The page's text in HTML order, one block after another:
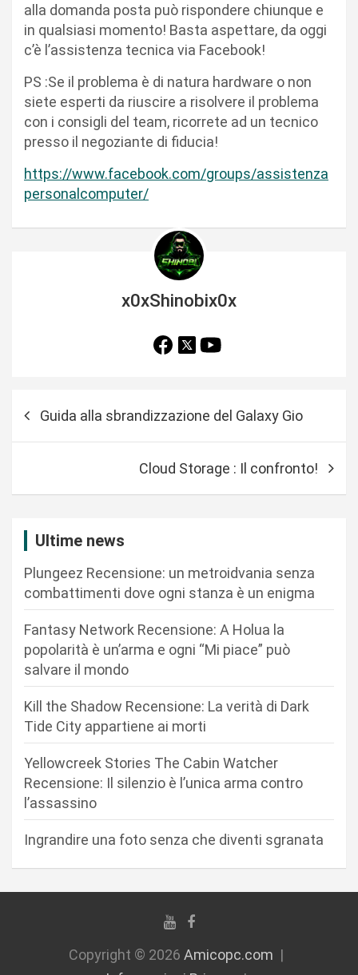
alla domanda posta può rispondere chiunque e
in qualsiasi momento! Basta aspettare, da oggi
c’è l’assistenza tecnica via Facebook!
PS :Se il problema è di natura hardware o non
siete esperti da riuscire a risolvere il problema
con i consigli del team, ricorrete ad un tecnico
presso il negoziante di fiducia!
https://www.facebook.com/groups/assistenza
personalcomputer/
x0xShinobix0x
i
Guida alla sbrandizzazione del Galaxy Gio
Cloud Storage : Il confronto!
Ultime news
Plungeez Recensione: un metroidvania senza
combattimenti dove ogni stanza è un enigma
Fantasy Network Recensione: A Holua la
popolarità è un’arma e ogni “Mi piace” può
salvare il mondo
Kill the Shadow Recensione: La verità di Dark
Tide City appartiene ai morti
Yellowcreek Stories The Cabin Watcher
Recensione: Il silenzio è l’unica arma contro
l’assassino
Ingrandire una foto senza che diventi sgranata
Copyright © 2026 Amicopc.com